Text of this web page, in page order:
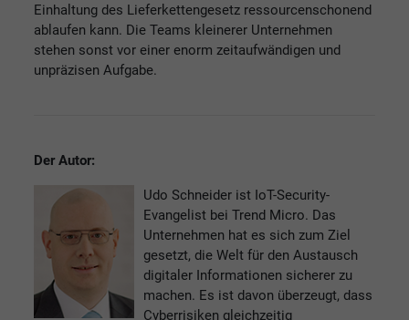
Einhaltung des Lieferkettengesetz ressourcenschonend
ablaufen kann. Die Teams kleinerer Unternehmen
stehen sonst vor einer enorm zeitaufwändigen und
unpräzisen Aufgabe.
Der Autor:
Udo Schneider ist IoT-Security-
Evangelist bei Trend Micro. Das
Unternehmen hat es sich zum Ziel
gesetzt, die Welt für den Austausch
digitaler Informationen sicherer zu
machen. Es ist davon überzeugt, dass
Cyberrisiken gleichzeitig